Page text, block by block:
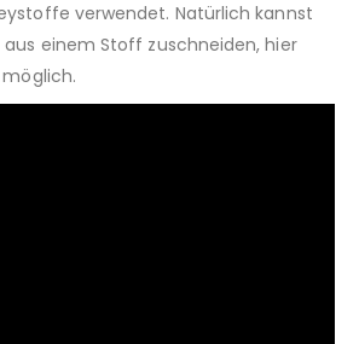
verwendet. Natürlich kannst
einem Stoff zuschneiden, hier